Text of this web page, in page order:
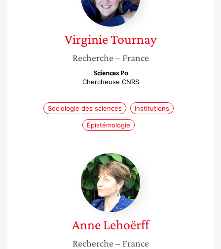
VirginieTournay
Recherche – France
Sciences Po
Chercheuse CNRS
Sociologie des sciences Institutions
Épistémologie
Anne
Lehoërff
AnneLehoërff
Recherche – France